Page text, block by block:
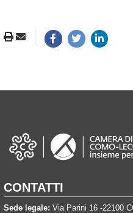
CONTATTI
Sede legale: Via Parini 16 -22100